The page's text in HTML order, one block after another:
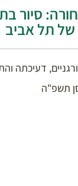
סיור
של תל אביב
דעיכתה